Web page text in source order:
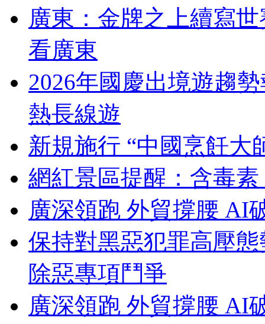
廣東：金牌之上續寫
看廣東
2026年國慶出境遊趨
熱長線遊
新規施行 “中國烹飪大
網紅景區提醒：含毒
廣深領跑 外貿撐腰 AI
保持對黑惡犯罪高壓
除惡專項鬥爭
廣深領跑 外貿撐腰 AI